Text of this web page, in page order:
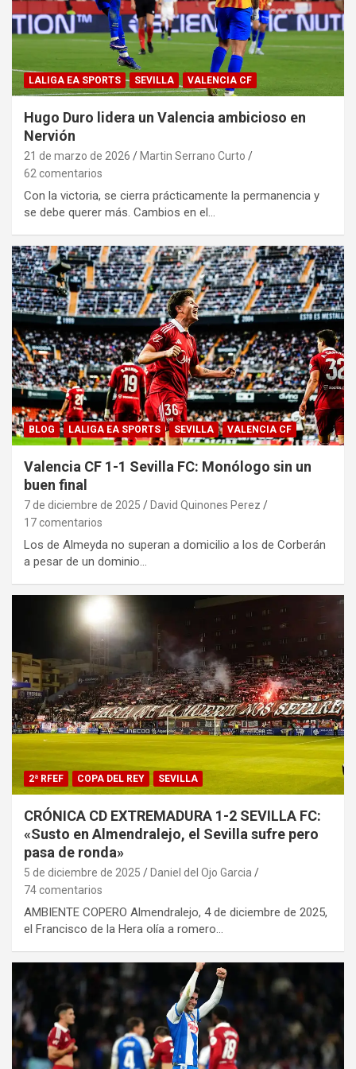
LALIGA EA SPORTS SEVILLA VALENCIA CF
Hugo Duro lidera un Valencia ambicioso en
Nervión
21 de marzo de 2026
Martin Serrano Curto
62 comentarios
Con la victoria, se cierra prácticamente la permanencia y
se debe querer más. Cambios en el…
BLOG LALIGA EA SPORTS SEVILLA VALENCIA CF
Valencia CF 1-1 Sevilla FC: Monólogo sin un
buen final
7 de diciembre de 2025
David Quinones Perez
17 comentarios
Los de Almeyda no superan a domicilio a los de Corberán
a pesar de un dominio…
2ª RFEF COPA DEL REY SEVILLA
CRÓNICA CD EXTREMADURA 1-2 SEVILLA FC:
«Susto en Almendralejo, el Sevilla sufre pero
pasa de ronda»
5 de diciembre de 2025
Daniel del Ojo Garcia
74 comentarios
AMBIENTE COPERO Almendralejo, 4 de diciembre de 2025,
el Francisco de la Hera olía a romero…